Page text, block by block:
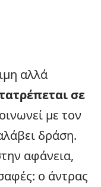
αλλά
σε
με τον
δράση.
αφάνεια,
ο άντρας